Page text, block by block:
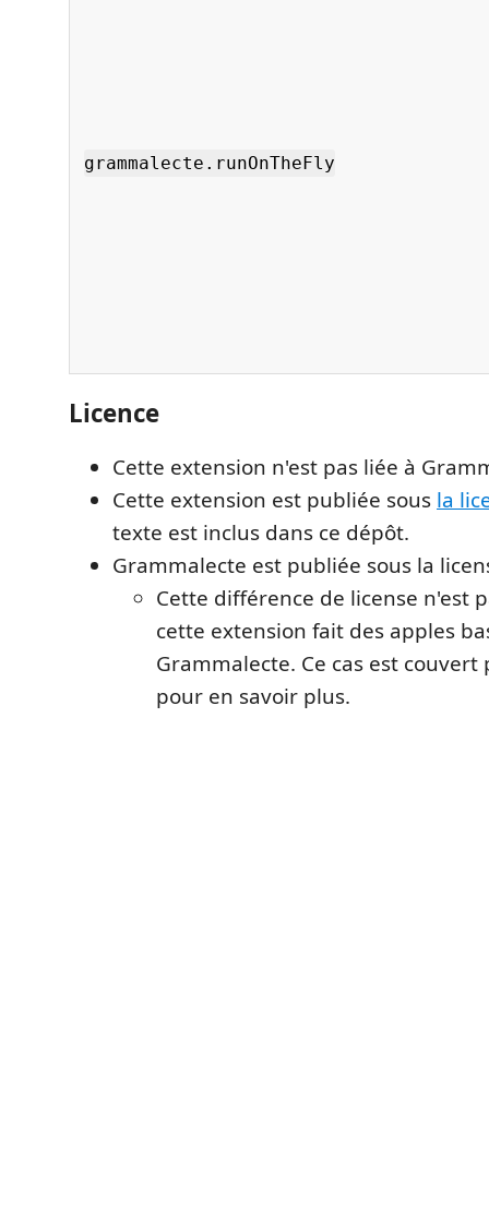
grammalecte.runOnTheFly
Licence
Cette extension n'est pas liée à
Cette extension est publiée sous la
texte est inclus dans ce dépôt.
Grammalecte est publiée sous la
Cette différence de license n'est
cette extension fait des apples
Grammalecte. Ce cas est couvert
pour en savoir plus.